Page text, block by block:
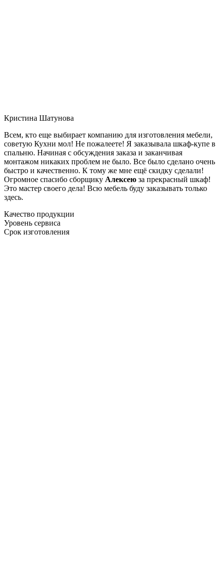
Кристина Шатунова
Всем, кто еще выбирает компанию для изготовления мебели,
советую Кухни мол! Не пожалеете! Я заказывала шкаф-купе в
спальню. Начиная с обсуждения заказа и заканчивая
монтажом никаких проблем не было. Все было сделано очень
быстро и качественно. К тому же мне ещё скидку сделали!
Огромное спасибо сборщику Алексею за прекрасный шкаф!
Это мастер своего дела! Всю мебель буду заказывать только
здесь.
Качество продукции
Уровень сервиса
Срок изготовления